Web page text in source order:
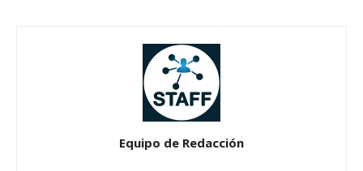
Equipo de Redacción